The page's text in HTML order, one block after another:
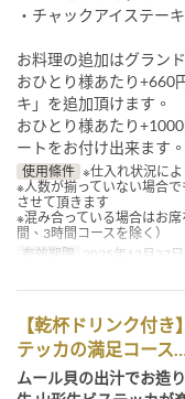
・チャックアイステーキ
お料理の追加はグラン
おひとり様あたり+660
キ」を追加頂けます。
おひとり様あたり
ートをお付け出来ます。
使用條件 ※仕入れ状況に
※人数が揃っていない場合
させて頂きます
※混み合っている場合はお
間、3時間コースを除く）
有效期限 2025年12月27日 ~
【乾杯ドリンク付
テッカの満足コース
ムール貝の出汁でお造